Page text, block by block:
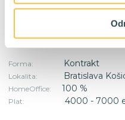
Forma: Kontrakt
Lokalita: Bratislava
HomeOffice: 100 %
Plat: 4000 - 7000